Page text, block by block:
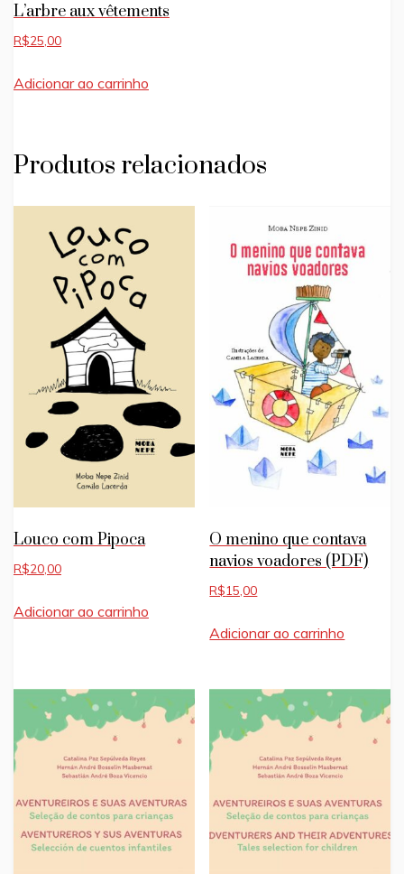
L’arbre aux vêtements
R$25,00
Adicionar ao carrinho
Produtos relacionados
Louco com Pipoca
R$20,00
Adicionar ao carrinho
O menino que contava
navios voadores (PDF)
R$15,00
Adicionar ao carrinho